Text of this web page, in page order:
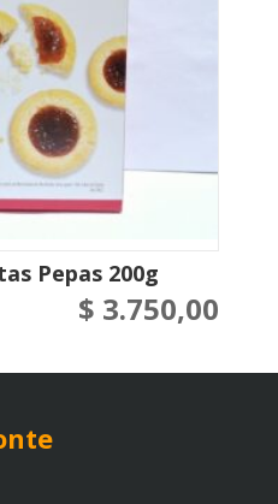
Pepas 200g
$ 3.750,00